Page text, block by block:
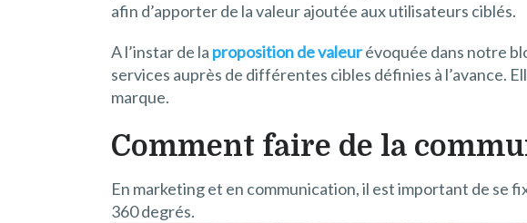
afin d’apporter de la valeur ajoutée aux utilisateurs ciblés.
A l’instar de la proposition de valeurévoquée dans notre
services auprès de différentes cibles définies à l’avance.
marque.
Comment faire de la
En marketing et en communication, il est important de se
360 degrés.